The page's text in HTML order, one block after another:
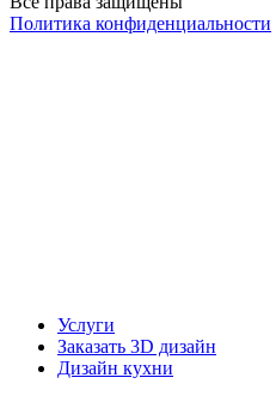
Политика конфиденциальности
Услуги
Заказать 3D дизайн
Дизайн кухни